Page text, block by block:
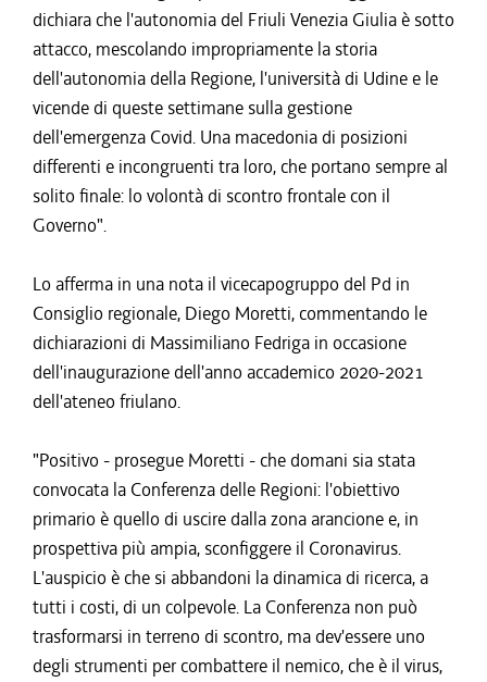
dichiara che l'autonomia del Friuli Venezia Giulia è sotto
attacco, mescolando impropriamente la storia
dell'autonomia della Regione, l'università di Udine e le
vicende di queste settimane sulla gestione
dell'emergenza Covid. Una macedonia di posizioni
differenti e incongruenti tra loro, che portano sempre al
solito finale: lo volontà di scontro frontale con il
Governo".
Lo afferma in una nota il vicecapogruppo del Pd in
Consiglio regionale, Diego Moretti, commentando le
dichiarazioni di Massimiliano Fedriga in occasione
dell'inaugurazione dell'anno accademico 2020-2021
dell'ateneo friulano.
"Positivo - prosegue Moretti - che domani sia stata
convocata la Conferenza delle Regioni: l'obiettivo
primario è quello di uscire dalla zona arancione e, in
prospettiva più ampia, sconfiggere il Coronavirus.
L'auspicio è che si abbandoni la dinamica di ricerca, a
tutti i costi, di un colpevole. La Conferenza non può
trasformarsi in terreno di scontro, ma dev'essere uno
degli strumenti per combattere il nemico, che è il virus,